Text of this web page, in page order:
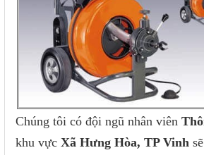
Chúng tôi có đội ngũ nhân viên
khu vực Xã Hưng Hòa, TP Vinh